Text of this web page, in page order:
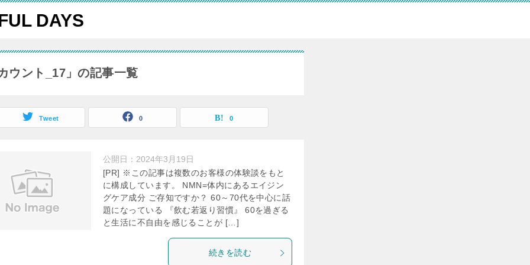
DAYS
ウント_17」の記事一覧
Tweet 0 0
公開日： 2024年3月19日
[PR] ※この記事は複数のお客様の体験談をもと
に構成しています。 NMN=体内にあるエイジン
グケア成分 ご存知ですか？ 60～70代を中心に話
題になっている 『飲む若返り習慣』 60を過ぎる
と生活に不自由を感じることが […]
続きを読む